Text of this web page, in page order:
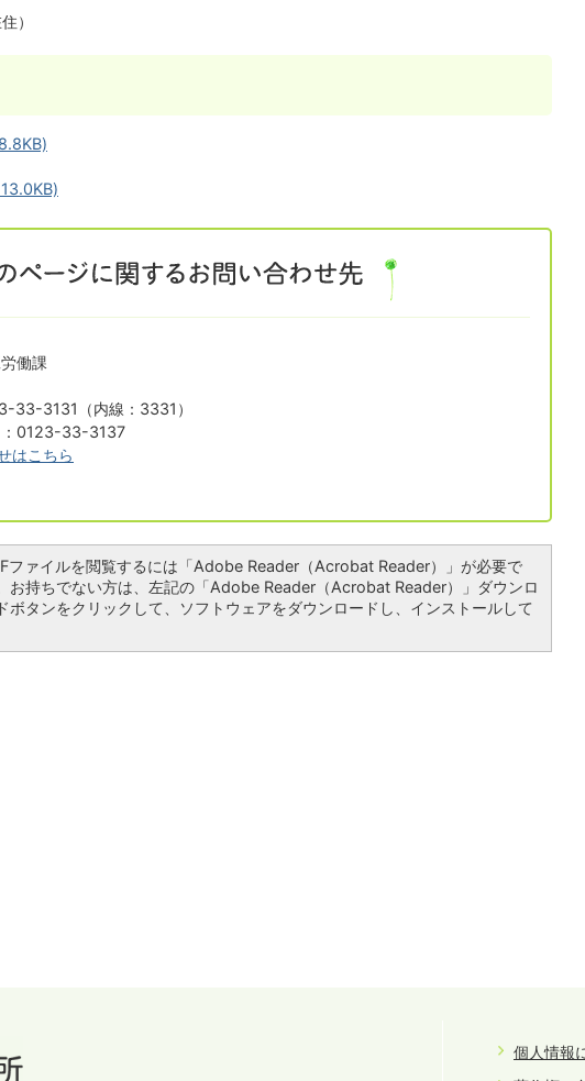
）
働課
33-3131（内線：3331）
：0123-33-3137
はこちら
ファイルを閲覧するには「Adobe Reader（Acrobat Reader）」が必要で
お持ちでない方は、左記の「Adobe Reader（Acrobat Reader）」ダウンロ
ボタンをクリックして、ソフトウェアをダウンロードし、インストールして
個人情報